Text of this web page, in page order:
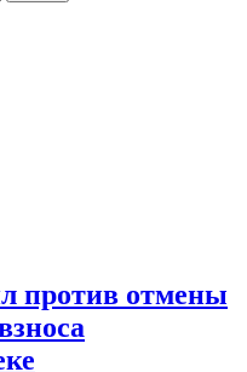
против отмены